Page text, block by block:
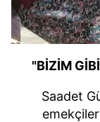
"BİZİM
Saadet